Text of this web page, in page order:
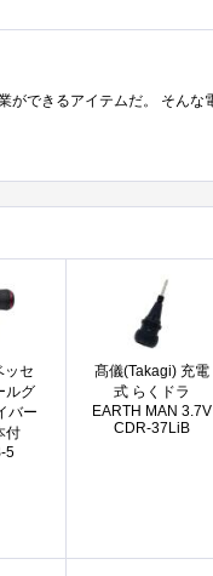
ッセ
ルグ
バー
付
5
髙儀(Takagi) 充電
式 らくドラ
EARTH MAN 3.7V
CDR-37LiB